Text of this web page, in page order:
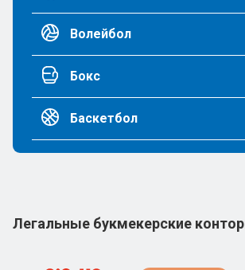
Волейбол
Бокс
Баскетбол
Легальные букмекерские